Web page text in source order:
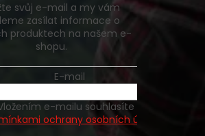
svůj e-mail a my vám
zasílat informace o
produktech na našem e-
shopu.
E-mail
ochrany osobních údajů